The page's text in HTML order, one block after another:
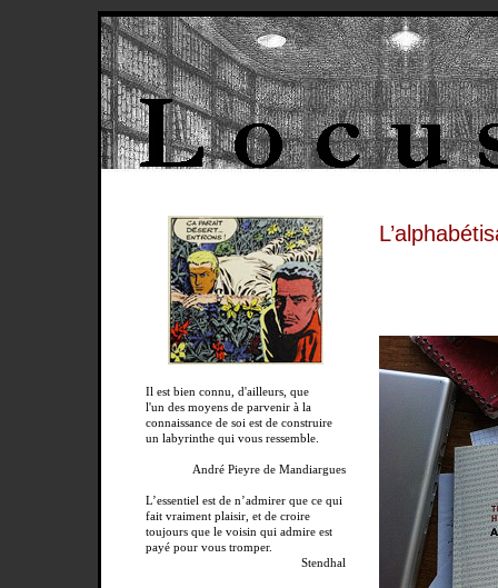
Il est bien connu, d'ailleurs, que
l'un des moyens de parvenir à la
connaissance de soi est de construire
un labyrinthe qui vous ressemble.
André Pieyre de Mandiargues
L’essentiel est de n’admirer que ce qui
fait vraiment plaisir, et de croire
toujours que le voisin qui admire est
payé pour vous tromper.
Stendhal